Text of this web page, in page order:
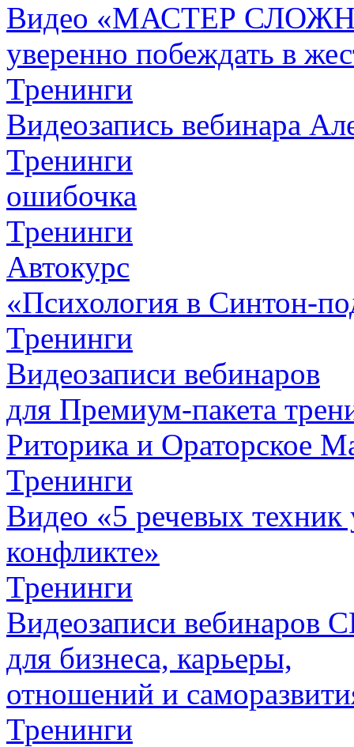
Видео «МАСТЕР
уверенно побеждать в
Тренинги
Видеозапись вебинара
Тренинги
ошибочка
Тренинги
Автокурс
«Психология в Синтон-
Тренинги
Видеозаписи вебинаров
для Премиум-пакета
Риторика и Ораторское
Тренинги
Видео «5 речевых техник
конфликте»
Тренинги
Видеозаписи
для бизнеса, карьеры,
отношений и
Тренинги